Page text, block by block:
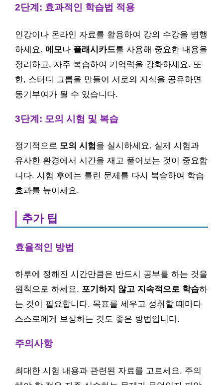
2단계: 효과적인 학습법 적용
인강이나 온라인 자료를 활용하여 강의 수강을 병행
하세요. 메모나 플래시카드를 사용해 중요한 내용을
정리하고, 자주 복습하여 기억력을 강화하세요. 또
한, 스터디 그룹을 만들어 서로의 지식을 공유하면
동기부여가 될 수 있습니다.
3단계: 모의 시험 및 복습
정기적으로 모의 시험을 실시하세요. 실제 시험과
유사한 환경에서 시간을 재고 풀어보는 것이 중요합
니다. 시험 후에는 틀린 문제를 다시 복습하여 학습
효과를 높이세요.
추가 팁
효율적인 방법
하루에 정해진 시간만큼은 반드시 공부를 하는 것을
원칙으로 하세요. 포기하지 않고 지속적으로 학습하
는 것이 필요합니다. 목표를 세우고 성취할 때마다
스스로에게 보상하는 것도 좋은 방법입니다.
주의사항
최대한 시험 내용과 관련된 자료를 고르세요. 주의